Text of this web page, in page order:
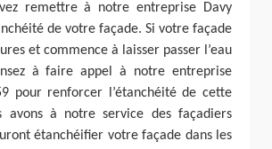
remettre à notre entreprise Davy
de votre façade. Si votre façade
et commence à laisser passer l’eau
à faire appel à notre entreprise
pour renforcer l’étanchéité de cette
avons à notre service des façadiers
étanchéifier votre façade dans les